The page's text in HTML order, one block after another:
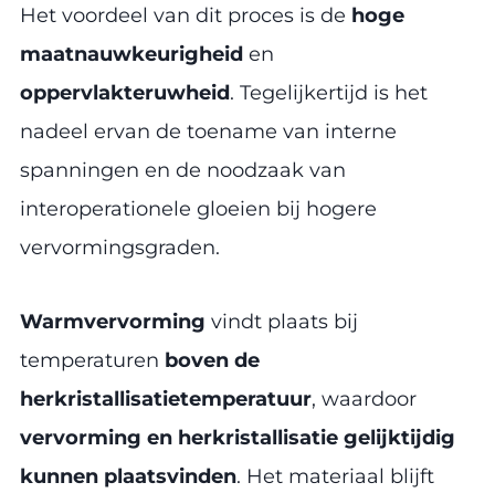
Het voordeel van dit proces is de hoge
maatnauwkeurigheid en
oppervlakteruwheid. Tegelijkertijd is het
nadeel ervan de toename van interne
spanningen en de noodzaak van
interoperationele gloeien bij hogere
vervormingsgraden.
Warmvervorming vindt plaats bij
temperaturen boven de
herkristallisatietemperatuur, waardoor
vervorming en herkristallisatie gelijktijdig
kunnen plaatsvinden. Het materiaal blijft